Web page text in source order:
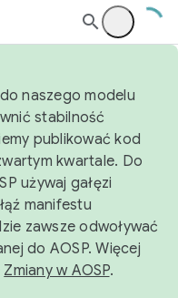
naszego modelu
stabilność
publikować kod
kwartale. Do
używaj gałęzi
manifestu
zawsze odwoływać
do AOSP. Więcej
Zmiany w AOSP.